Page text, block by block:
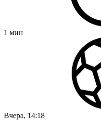
1 мин
Вчера, 14:18